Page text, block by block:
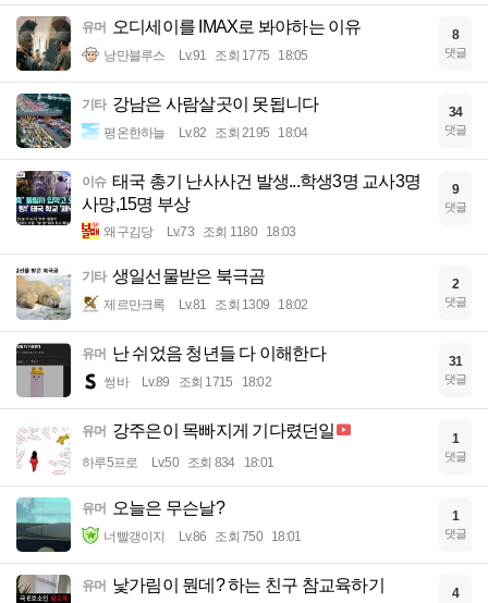
유머 오디세이를 IMAX로 봐야하는 이유
낭만블루스 Lv.91 조회 1775 18:05
8
댓글
기타 강남은 사람살곳이 못됩니다
평온한하늘 Lv.82 조회 2195 18:04
34
댓글
이슈 태국 총기 난사사건 발생...학생3명 교사3명
사망,15명 부상
왜구김당 Lv.73 조회 1180 18:03
9
댓글
기타 생일선물받은 북극곰
제르만크록 Lv.81 조회 1309 18:02
2
댓글
유머 난 쉬었음 청년들 다 이해한다
썽바 Lv.89 조회 1715 18:02
31
댓글
유머 강주은이 목빠지게 기다렸던일
하루5프로 Lv.50 조회 834 18:01
1
댓글
유머 오늘은 무슨날?
너빨갱이지 Lv.86 조회 750 18:01
1
댓글
유머 낯가림이 뭔데? 하는 친구 참교육하기 4